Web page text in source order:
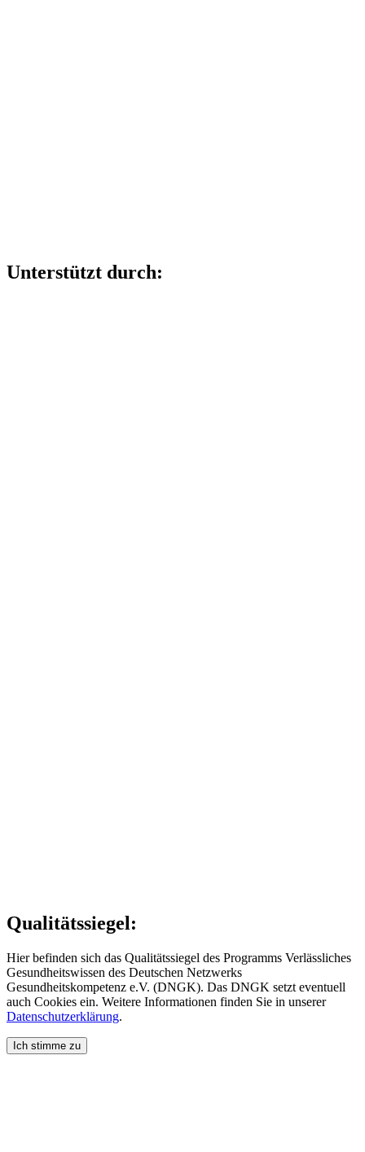
Unterstützt durch:
Qualitätssiegel:
Hier befinden sich das Qualitätssiegel des Programms Verlässliches
Gesundheitswissen des Deutschen Netzwerks
Gesundheitskompetenz e.V. (DNGK). Das DNGK setzt eventuell
auch Cookies ein. Weitere Informationen finden Sie in unserer
Datenschutzerklärung.
Ich stimme zu